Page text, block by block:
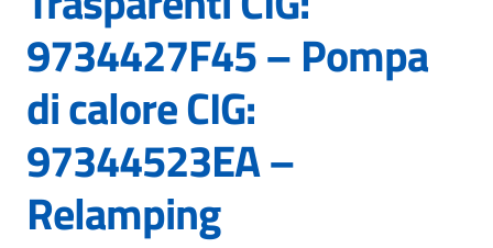
9734427F45 – Pompa
di calore CIG:
97344523EA –
Relamping